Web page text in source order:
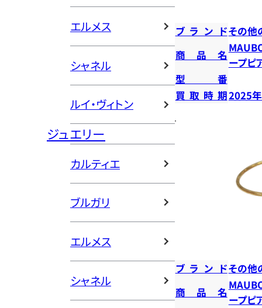
エルメス
シャネル
ルイ・ヴィトン
ジュエリー
カルティエ
ブルガリ
エルメス
シャネル
ブランドその他
商品名
ープピ
型番
買取時期2025
ブランドその他
商品名
ープピ